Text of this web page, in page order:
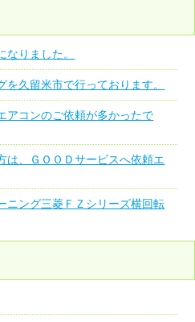
なりました。
久留米市で行っております。
アコンのご依頼が多かったで
は、ＧＯＯＤサービスへ依頼エ
ニング三菱ＦＺシリーズ横回転